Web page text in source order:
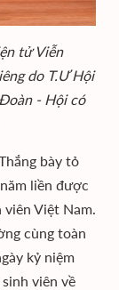
tử Viễn
do T.Ư Hội
- Hội có
bày tỏ
liền được
Việt Nam.
cùng toàn
kỷ niệm
viên về